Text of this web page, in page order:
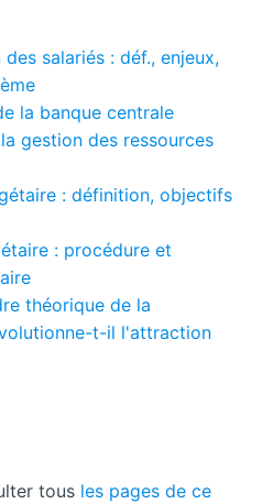
salariés : déf., enjeux,
la banque centrale
gestion des ressources
: définition, objectifs
: procédure et
théorique de la
t-il l'attraction
tous les pages de ce